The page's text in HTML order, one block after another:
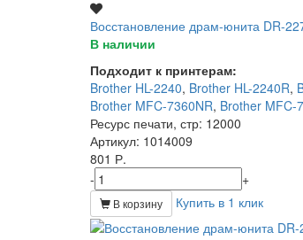
Восстановление драм-юнита DR-
В наличии
Подходит к принтерам:
Brother HL-2240, Brother HL-2240R,
Brother MFC-7360NR, Brother MFC-
Ресурс печати, стр: 12000
Артикул: 1014009
801 Р.
-
+
В корзину Купить в 1 клик